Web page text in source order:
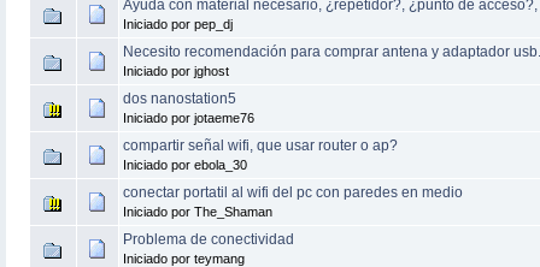
Ayuda con material necesario, ¿repetidor?, ¿punto de
Iniciado por pep_dj
Necesito recomendación para comprar antena y adaptador usb.
Iniciado por jghost
dos nanostation5
Iniciado por jotaeme76
compartir señal wifi, que usar router o ap?
Iniciado por ebola_30
conectar portatil al wifi del pc con paredes en medio
Iniciado por The_Shaman
Problema de conectividad
Iniciado por teymang